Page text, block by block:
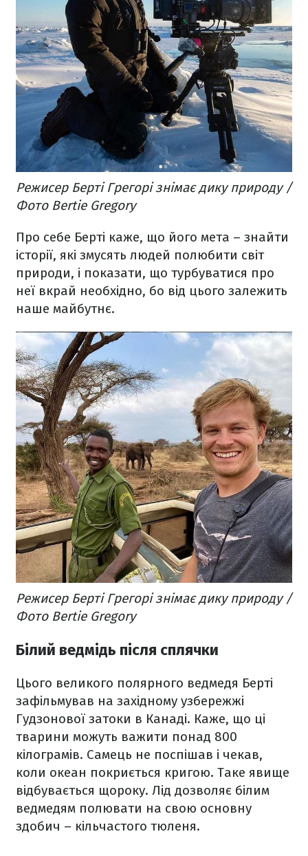
Режисер Берті Грегорі знімає дику природу /
Фото Bertie Gregory
Про себе Берті каже, що його мета – знайти
історії, які змусять людей полюбити світ
природи, і показати, що турбуватися про
неї вкрай необхідно, бо від цього залежить
наше майбутнє.
Режисер Берті Грегорі знімає дику природу /
Фото Bertie Gregory
Білий ведмідь після сплячки
Цього великого полярного ведмедя Берті
зафільмував на західному узбережжі
Гудзонової затоки в Канаді. Каже, що ці
тварини можуть важити понад 800
кілограмів. Самець не поспішав і чекав,
коли океан покриється кригою. Таке явище
відбувається щороку. Лід дозволяє білим
ведмедям полювати на свою основну
здобич – кільчастого тюленя.